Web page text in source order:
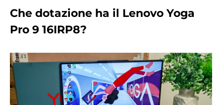
Che dotazione ha il Lenovo Yoga
Pro 9 16IRP8?